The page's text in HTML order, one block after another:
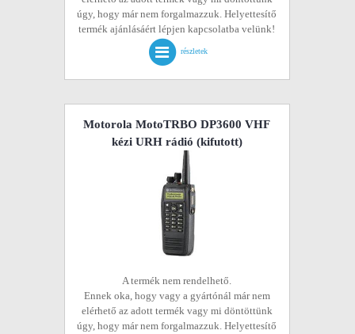
úgy, hogy már nem forgalmazzuk. Helyettesítő
termék ajánlásáért lépjen kapcsolatba velünk!
részletek
Motorola MotoTRBO DP3600 VHF
kézi URH rádió (kifutott)
A termék nem rendelhető.
Ennek oka, hogy vagy a gyártónál már nem
elérhető az adott termék vagy mi döntöttünk
úgy, hogy már nem forgalmazzuk. Helyettesítő